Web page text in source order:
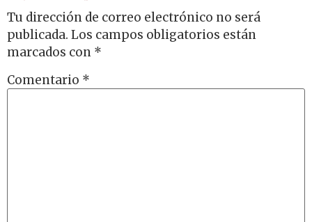
Tu dirección de correo electrónico no será
publicada. Los campos obligatorios están
marcados con *
Comentario *